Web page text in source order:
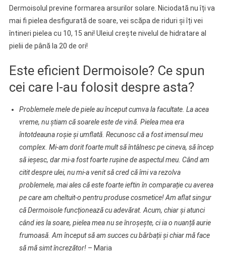
Dermoisolul previne formarea arsurilor solare. Niciodată nu îți va
mai fi pielea desfigurată de soare, vei scăpa de riduri și îți vei
întineri pielea cu 10, 15 ani! Uleiul crește nivelul de hidratare al
pielii de până la 20 de ori!
Este eficient Dermoisole? Ce spun
cei care l-au folosit despre asta?
Problemele mele de piele au început cumva la facultate. La acea
vreme, nu știam că soarele este de vină. Pielea mea era
întotdeauna roșie și umflată. Recunosc că a fost imensul meu
complex. Mi-am dorit foarte mult să întâlnesc pe cineva, să încep
să ieșesc, dar mi-a fost foarte rușine de aspectul meu. Când am
citit despre ulei, nu mi-a venit să cred că îmi va rezolva
problemele, mai ales că este foarte ieftin în comparație cu averea
pe care am cheltuit-o pentru produse cosmetice! Am aflat singur
că Dermoisole funcționează cu adevărat. Acum, chiar și atunci
când ies la soare, pielea mea nu se înroșește, ci ia o nuanță aurie
frumoasă. Am început să am succes cu bărbații și chiar mă face
să mă simt încrezător!– Maria